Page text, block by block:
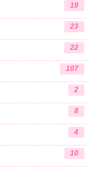
19
23
22
107
2
8
4
10